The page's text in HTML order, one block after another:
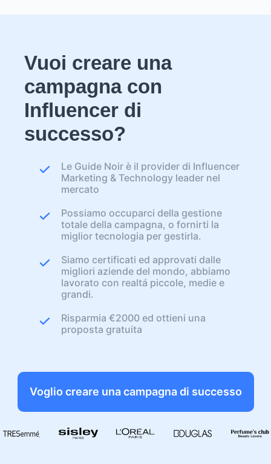
Vuoi creare una
campagna con
Influencer di
successo?
Le Guide Noir è il provider di Influencer
Marketing & Technology leader nel
mercato
Possiamo occuparci della gestione
totale della campagna, o fornirti la
miglior tecnologia per gestirla.
Siamo certificati ed approvati dalle
migliori aziende del mondo, abbiamo
lavorato con realtá piccole, medie e
grandi.
Risparmia €2000 ed ottieni una
proposta gratuita
Voglio creare una campagna di successo